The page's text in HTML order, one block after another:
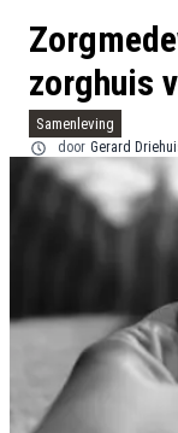
zorghuis
Samenleving
door Gerard